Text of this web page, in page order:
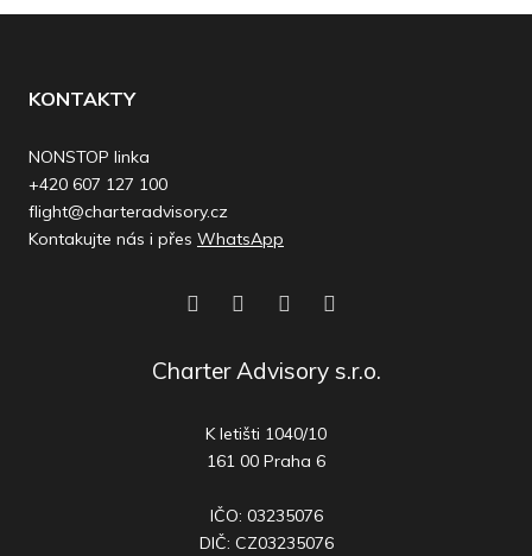
KONTAKTY
NONSTOP linka
+420 607 127 100
flight@charteradvisory.cz
Kontakujte nás i přes WhatsApp
Charter Advisory s.r.o.
K letišti 1040/10
161 00 Praha 6
IČO: 03235076
DIČ: CZ03235076